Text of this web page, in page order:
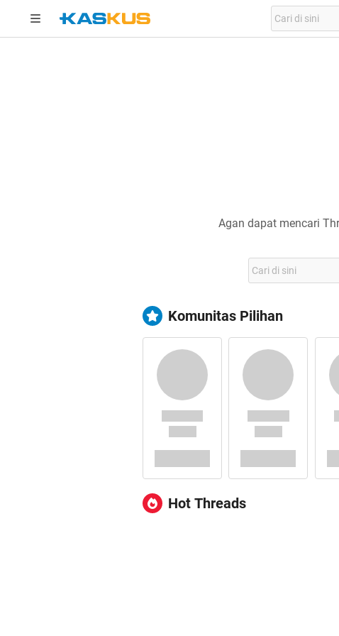
Agan dapat mencari
Komunitas Pilihan
Hot Threads